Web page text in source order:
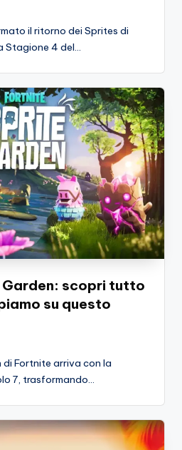
il ritorno dei Sprites di
Stagione 4 del…
scopri tutto
su questo
di Fortnite arriva con la
7, trasformando…